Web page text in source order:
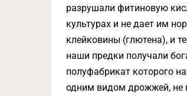
разрушали фитиновую
культурах и не дает им
клейковины (глютена), и
наши предки получали
полуфабрикат которого
одним видом дрожжей, не